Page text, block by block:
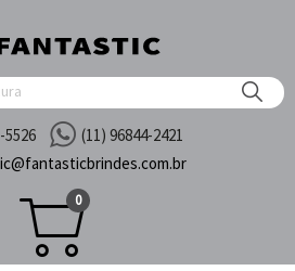
5526
(11) 96844-2421
fantasticbrindes.com.br
0